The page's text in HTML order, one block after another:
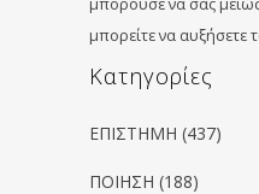
μπορείτε να αυξήσετε
Kατηγορίες
ΕΠΙΣΤΗΜΗ (437)
ΠΟΙΗΣΗ (188)